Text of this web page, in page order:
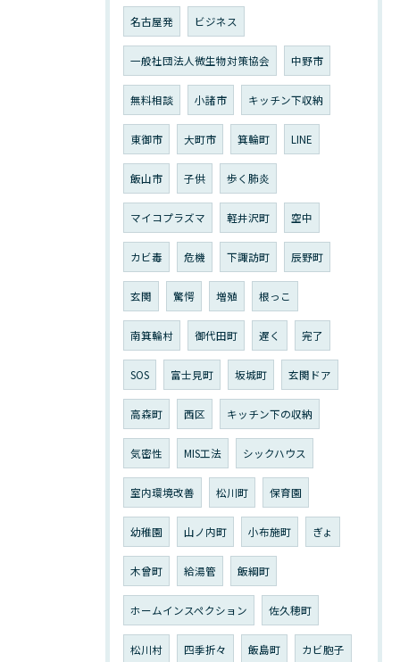
名古屋発 ビジネス
一般社団法人微生物対策協会 中野市
無料相談 小諸市 キッチン下収納
東御市 大町市 箕輪町 LINE
飯山市 子供 歩く肺炎
マイコプラズマ 軽井沢町 空中
カビ毒 危機 下諏訪町 辰野町
玄関 驚愕 増殖 根っこ
南箕輪村 御代田町 遅く 完了
SOS 富士見町 坂城町 玄関ドア
高森町 西区 キッチン下の収納
気密性 MIS工法 シックハウス
室内環境改善 松川町 保育園
幼稚園 山ノ内町 小布施町 ぎょ
木曾町 給湯管 飯綱町
ホームインスペクション 佐久穂町
松川村 四季折々 飯島町 カビ胞子